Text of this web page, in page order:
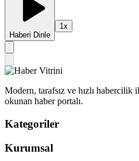
Haberi Dinle
1x
Modern, tarafsız ve hızlı
okunan haber portalı.
Kategoriler
Kurumsal